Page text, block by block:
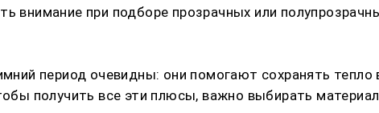
внимание при подборе прозрачных или
период очевидны: они помогают сохранять
получить все эти плюсы, важно выбирать